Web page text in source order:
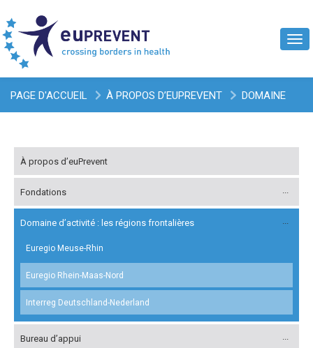
PAGE D'ACCUEIL À PROPOS D’EUPREVENT DOMAINE
MEUSE-RHIN
À propos d’euPrevent
Fondations
Domaine d’activité : les régions frontalières
Euregio Meuse-Rhin
Euregio Rhein-Maas-Nord
Interreg Deutschland-Nederland
Bureau d’appui